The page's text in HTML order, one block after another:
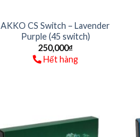
AKKO CS Switch – Lavender
Purple (45 switch)
250,000₫
Hết hàng